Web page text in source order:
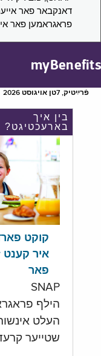
דאנקבאר פאר
פראגראמען פאר
myBenefits
פֿרײַטיק, 7טן אויגוסט 2026
בין איך
בארעכטיגט?
קוקט
איר קענט
פאר
SNAP
הילף
העלט
שטייער